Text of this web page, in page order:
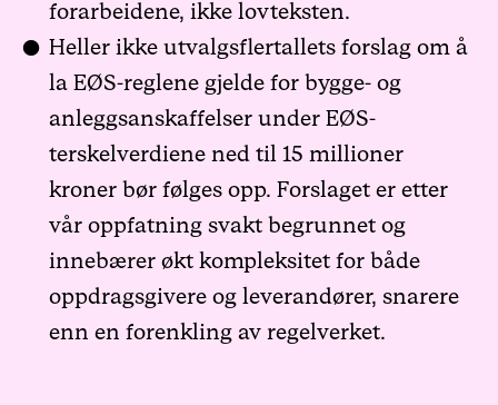
forarbeidene, ikke lovteksten.
Heller ikke utvalgsflertallets forslag om å
la EØS-reglene gjelde for bygge- og
anleggsanskaffelser under EØS-
terskelverdiene ned til 15 millioner
kroner bør følges opp. Forslaget er etter
vår oppfatning svakt begrunnet og
innebærer økt kompleksitet for både
oppdragsgivere og leverandører, snarere
enn en forenkling av regelverket.